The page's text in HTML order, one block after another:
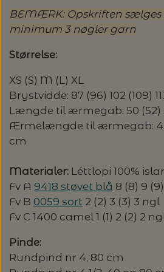
LANG YARNS: CARPE
LANG YARNS: VAYA -
STRIKKEBØGER
LANG YARNS: SPAR
LANG YARNS: CASHMERE
30%
RAUMA: PETUNIA PIMA
PACUALI: SAYAMA -
HJELHOLT
ISTEX -
ITO GARN
KATIA
KNITTING FOR
HANNE RIMMEN
HJELHOLT
ISTEX
JOJO KNITWEAR -
KIT
HELE SÆT
TILBEHØR
KNITPRO -
WIRES
UDSKIFTELIGE
ADDI-CRASY-
GLERUP YATZY -
TERNINGER
ULDSÆBE
EUCALAN
HJELHOLTS
ISAGER - ULDSÆBE/
BLOCKERSÆT/
GARNVINDER /
POMP
VERVACO -
PERMIN -
SAKSE
SYTRÅD
GLERUPS
GLERUPS
VOKSEN
SILKEBORG
PLAIDER
MUUD
TILBEHØR -
OM OS
BEMÆRK: Opskriften sælges
minimum 3 nøgler garn
Størrelse:
XS (S) M (L) XL
Brystvidde: 87 (96) 102 (109)
Længde til ærmegab: 50 (52)
Ærmelængde til ærmegab: 44
cm
Materialer: Léttlopi 100%
Fv A 9418 støvet blå 8 (8) 9
Fv B 0059 sort 2 (2) 3 (3) 3 ngl
Fv C 1400 camel 1 (1) 2 (2) 2
Pinde:
Rundpind nr 4, 80 cm